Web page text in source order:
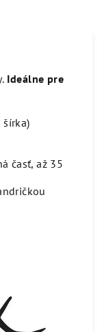
Ideálne pre
časť, až 35